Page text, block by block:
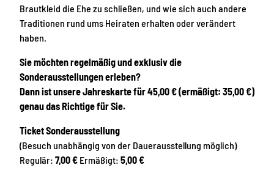
Brautkleid die Ehe zu schließen, und wie sich auch andere
Traditionen rund ums Heiraten erhalten oder verändert
haben.
Sie möchten regelmäßig und exklusiv die
Sonderausstellungen erleben?
Dann ist unsere Jahreskarte für 45,00 € (ermäßigt: 35,00 €)
genau das Richtige für Sie.
Ticket Sonderausstellung
(Besuch unabhängig von der Dauerausstellung möglich)
Regulär: 7,00 € Ermäßigt: 5,00 €